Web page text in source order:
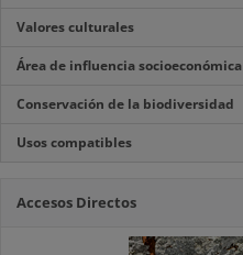
Valores culturales
Área de influencia socioeconómica
Conservación de la biodiversidad
Usos compatibles
Accesos Directos